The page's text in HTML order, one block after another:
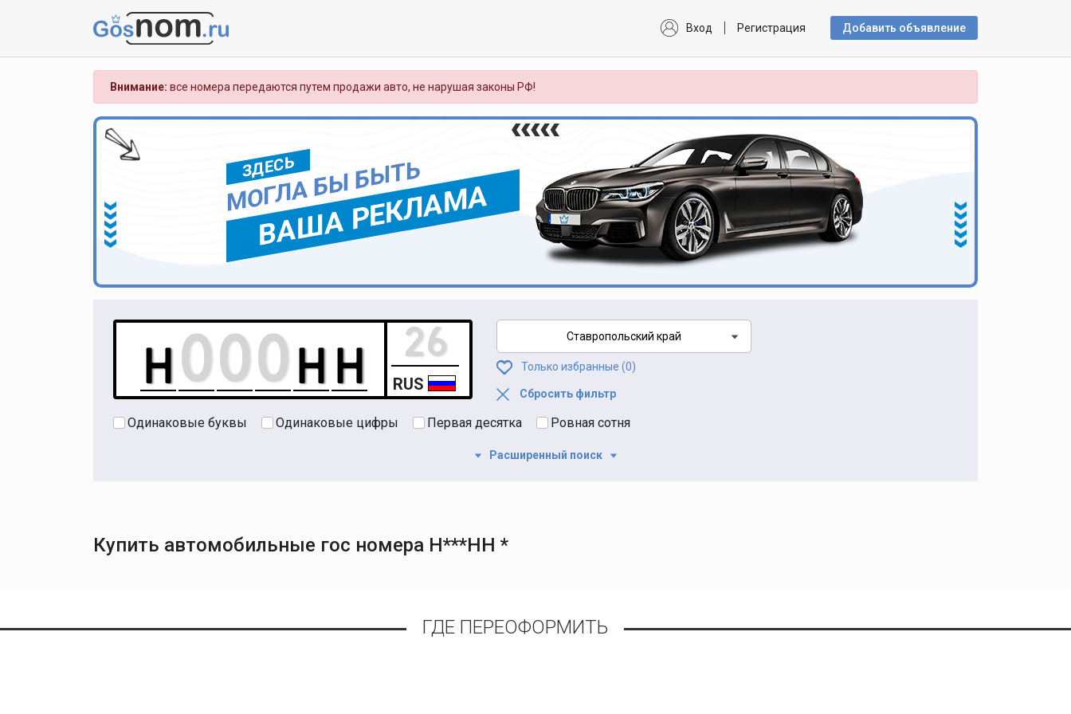
Вход Регистрация Добавить объявлениe
Внимание: все номера передаются путем продажи авто, не нарушая законы РФ!
ЗДЕСЬ
МОГЛА БЫ БЫТЬ
ВАША РЕКЛАМА
RUS
Ставропольский край
Только избранные (0)
Сбросить фильтр
Одинаковые буквы Одинаковые цифры Первая десятка Ровная сотня
Расширенный поиск
Купить автомобильные гос номера Н***НН *
ГДЕ ПЕРЕОФОРМИТЬ